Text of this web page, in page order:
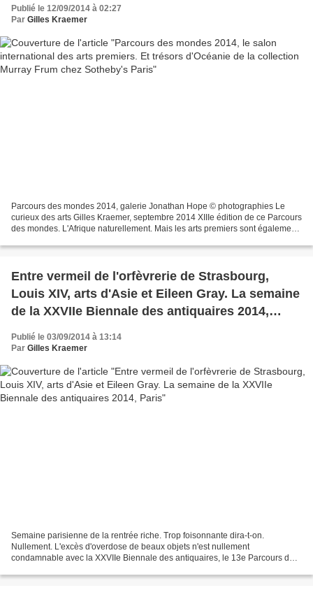
Publié le 12/09/2014 à 02:27
Par Gilles Kraemer
Parcours des mondes 2014, galerie Jonathan Hope © photographies Le
curieux des arts Gilles Kraemer, septembre 2014 XIIIe édition de ce Parcours
des mondes. L'Afrique naturellement. Mais les arts premiers sont également
Entre vermeil de l'orfèvrerie de Strasbourg,
Louis XIV, arts d'Asie et Eileen Gray. La semaine
de la XXVIIe Biennale des antiquaires 2014,
Paris
Publié le 03/09/2014 à 13:14
Par Gilles Kraemer
Semaine parisienne de la rentrée riche. Trop foisonnante dira-t-on.
Nullement. L'excès d'overdose de beaux objets n'est nullement
condamnable avec la XXVIIe Biennale des antiquaires, le 13e Parcours des